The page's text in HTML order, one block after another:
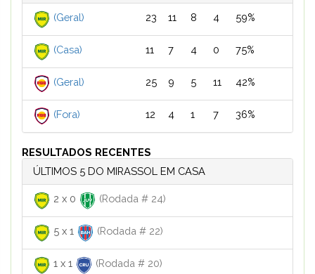
(Geral) 23 11 8 4 59%
(Casa) 11 7 4 0 75%
(Geral) 25 9 5 11 42%
(Fora) 12 4 1 7 36%
RESULTADOS RECENTES
ÚLTIMOS 5 DO MIRASSOL EM CASA
2 x 0 (Rodada # 24)
5 x 1 (Rodada # 22)
1 x 1 (Rodada # 20)